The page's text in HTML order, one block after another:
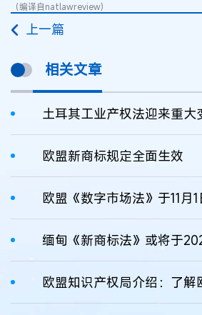
（编译自natlawreview)
上一篇
相关文章
土耳其工业产权法迎来重大
欧盟新商标规定全面生效